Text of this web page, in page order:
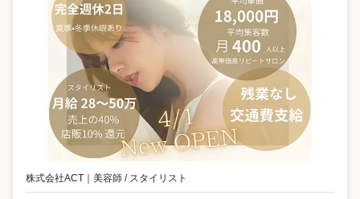
株式会社ACT ｜ 美容師 / スタイリスト